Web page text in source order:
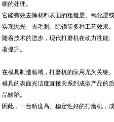
细的处理。
它能有效去除材料表面的粗糙层、氧化层
实现抛光、去毛刺、除锈等多种工艺效果。
随着技术的进步，现代打磨机在动力性能
著提升。
在模具制造领域，打磨机的应用尤为关键。
模具的表面光洁度直接关系到成型产品的
品缺陷。
因此，一台精度高、稳定性好的打磨机，